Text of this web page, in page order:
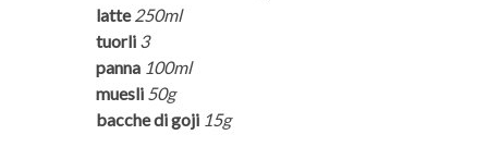
latte 250ml
tuorli 3
panna 100ml
muesli 50g
bacche di goji 15g